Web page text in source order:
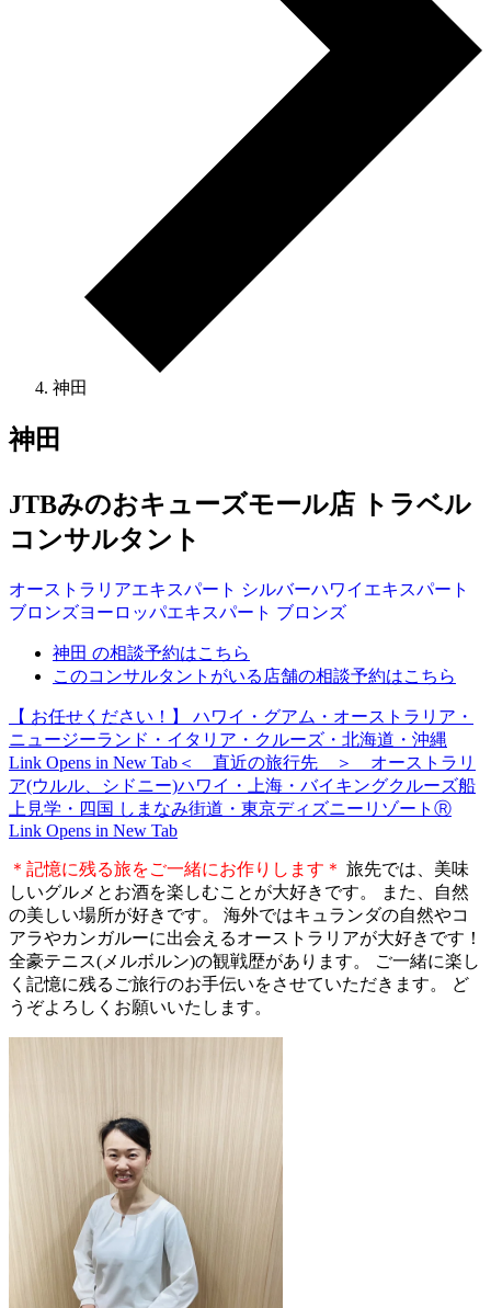
神田
神田
JTBみのおキューズモール店 トラベル
コンサルタント
オーストラリアエキスパート シルバーハワイ エキスパート
ブロンズヨーロッパエキスパート ブロンズ
神田 の相談予約はこちら
このコンサルタントがいる店舗の相談予約はこちら
【 お任せください！】 ハワイ・グアム・オーストラリア・
ニュージーランド・イタリア・クルーズ・北海道・沖縄
Link Opens in New Tab ＜ 直近の旅行先 ＞ オーストラリ
ア(ウルル、シドニー)ハワイ・上海・バイキングクルーズ船
上見学・四国 しまなみ街道・東京ディズニーリゾートⓇ
Link Opens in New Tab
＊記憶に残る旅をご一緒にお作りします＊ 旅先では、美味
しいグルメとお酒を楽しむことが大好きです。 また、自然
の美しい場所が好きです。 海外ではキュランダの自然やコ
アラやカンガルーに出会えるオーストラリアが大好きです！
全豪テニス(メルボルン)の観戦歴があります。 ご一緒に楽し
く記憶に残るご旅行のお手伝いをさせていただきます。 ど
うぞよろしくお願いいたします。